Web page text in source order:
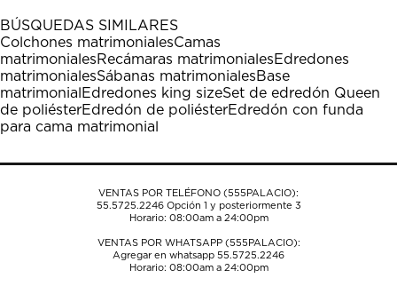
1
estrella
Esta
acción
abrirá
el
formulario
de
estrellas.
Esta
acción
abrirá
el
formulario
de
estrellas.
Esta
acción
abrirá
el
formulario
de
estrellas.
Esta
acción
abrirá
el
formulario
de
estrellas.
Esta
acción
abrirá
el
formulario
de
BÚSQUEDAS SIMILARES
Colchones matrimonialesCamas
matrimonialesRecámaras matrimonialesEdredones
matrimonialesSábanas matrimonialesBase
matrimonial Edredones king sizeSet de edredón Queen
de poliésterEdredón de poliésterEdredón con funda
para cama matrimonial
VENTAS POR TELÉFONO (555PALACIO):
55.5725.2246Opción 1 y posteriormente 3
Horario: 08:00am a 24:00pm
VENTAS POR WHATSAPP (555PALACIO):
Agregar en whatsapp 55.5725.2246
Horario: 08:00am a 24:00pm